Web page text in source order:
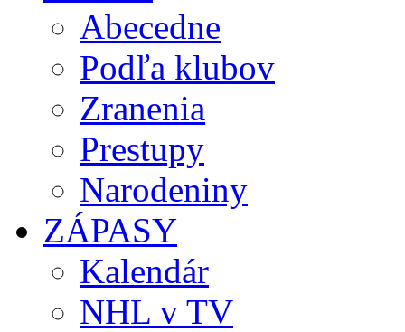
Abecedne
Podľa klubov
Zranenia
Prestupy
Narodeniny
ZÁPASY
Kalendár
NHL v TV